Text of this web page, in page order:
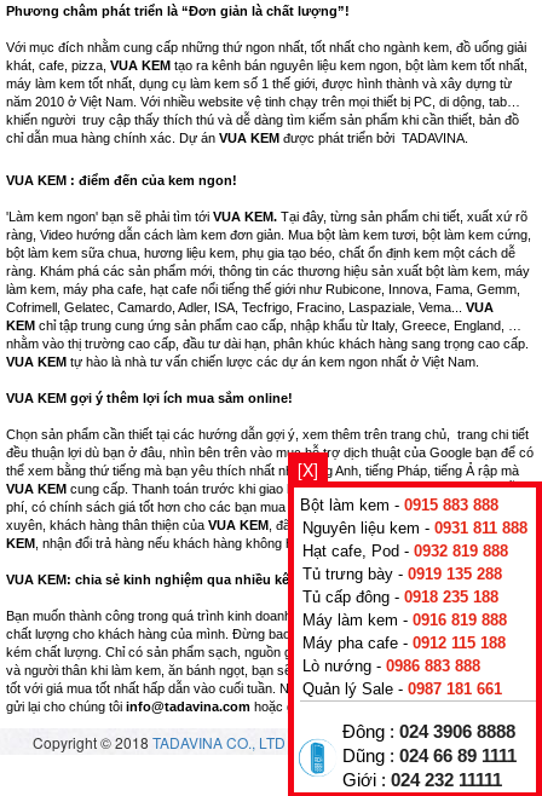
Phương châm phát triển là “Đơn giản là chất lượng”!
Với mục đích nhằm cung cấp những thứ ngon nhất, tốt nhất cho ngành kem, đồ uống giải
khát, cafe, pizza, VUA KEM tạo ra kênh bán nguyên liệu kem ngon, bột làm kem tốt nhất,
máy làm kem tốt nhất, dụng cụ làm kem số 1 thế giới, được hình thành và xây dựng từ
năm 2010 ở Việt Nam. Với nhiều website vệ tinh chạy trên mọi thiết bị PC, di dộng, tab…
khiến người truy cập thấy thích thú và dễ dàng tìm kiếm sản phẩm khi cần thiết, bản đồ
chỉ dẫn mua hàng chính xác. Dự án VUA KEM được phát triển bởi TADAVINA
VUA KEM : điểm đến của kem ngon!
'Làm kem ngon' bạn sẽ phải tìm tới VUA KEM. Tại đây, từng sản phẩm chi tiết, xuất xứ rõ
ràng, Video hướng dẫn cách làm kem đơn giản. Mua bột làm kem tươi, bột làm kem cứng,
bột làm kem sữa chua, hương liệu kem, phụ gia tạo béo, chất ổn định kem một cách dễ
ràng. Khám phá các sản phẩm mới, thông tin các thương hiệu sản xuất bột làm kem, máy
làm kem, máy pha cafe, hạt cafe nổi tiếng thế giới như Rubicone, Innova, Fama, Gemm,
Cofrimell, Gelatec, Camardo, Adler, ISA, Tecfrigo, Fracino, Laspaziale, Vema... VUA
KEM chỉ tập trung cung ứng sản phẩm cao cấp, nhập khẩu từ Italy, Greece, England, …
nhằm vào thị trường cao cấp, đầu tư dài hạn, phân khúc khách hàng sang trọng cao cấp.
VUA KEM tự hào là nhà tư vấn chiến lược các dự án kem ngon nhất ở Việt Nam.
VUA KEM gợi ý thêm lợi ích mua sắm online!
Chọn sản phẩm cần thiết tại các hướng dẫn gợi ý, xem thêm trên trang chủ, trang chi tiết
đều thuận lợi dù bạn ở đâu, nhìn bên trên vào mục hỗ trợ dịch thuật của Google bạn để có
thể xem bằng thứ tiếng mà bạn yêu thích nhất như tiếng Anh, tiếng Pháp, tiếng Ả rập mà
VUA KEM cung cấp. Thanh toán trước khi giao hàng, chúng tôi đảm bảo giao hàng miễn
phí, có chính sách giá tốt hơn cho các bạn mua số lượng nhiều, là khách hàng thường
xuyên, khách hàng thân thiện của VUA KEM , đã tham gia học các khóa học tại VUA
KEM
, nhận đổi trả hàng nếu khách hàng không hài lòng.
VUA KEM: chia sẻ kinh nghiệm qua nhiều kênh bán hàng thuộc hệ thống.
Bạn muốn thành công trong quá trình kinh doanh nhà hàng, hãy nghĩ tới những sản phẩm
chất lượng cho khách hàng của mình. Đừng bao giờ kinh doanh những mặt hàng nhái,
kém chất lượng. Chỉ có sản phẩm sạch, nguồn gốc xuất xứ rõ ràng, tốt cho sức khỏe bạn
và người thân khi làm kem, ăn bánh ngọt, bạn sẽ thành công. Đừng bỏ lỡ cơ hội mua hàng
tốt với giá mua tốt nhất hấp dẫn vào cuối tuần. Nhận nhiều, trả ít! Nếu có thắc mắc, hãy
gửi lại cho chúng tôi info@tadavina.com hoặc gọi điện
Copyright © 2018 TADAVINA CO., LTD - All rights reserved.Vuakem.com
[X]
Bột làm kem - 0915 883 888
Nguyên liệu kem - 0931 811 888
Hạt cafe, Pod - 0932 819 888
Tủ trưng bày - 0919 135 288
Tủ cấp đông - 0918 235 188
Máy làm kem - 0916 819 888
Máy pha cafe - 0912 115 188
Lò nướng - 0986 883 888
Quản lý Sale - 0987 181 661
Đông : 024 3906 8888
Dũng : 024 66 89 1111
Giới : 024 232 11111